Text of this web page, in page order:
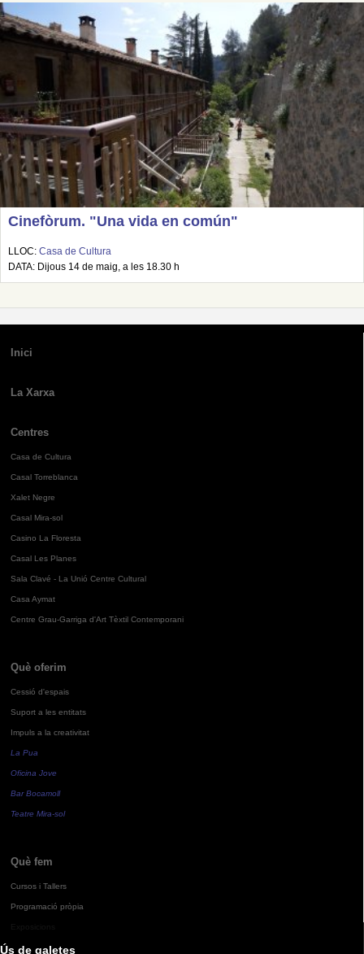
Ús de galetes
Cinefòrum. "Una vida en común"
LLOC: Casa de Cultura
DATA: Dijous 14 de maig, a les 18.30 h
Inici
La Xarxa
Centres
Casa de Cultura
Casal Torreblanca
Xalet Negre
Casal Mira-sol
Casino La Floresta
Casal Les Planes
Sala Clavé - La Unió Centre Cultural
Casa Aymat
Centre Grau-Garriga d'Art Tèxtil Contemporani
Què oferim
Cessió d'espais
Suport a les entitats
Impuls a la creativitat
La Pua
Oficina Jove
Bar Bocamoll
Teatre Mira-sol
Què fem
Cursos i Tallers
Programació pròpia